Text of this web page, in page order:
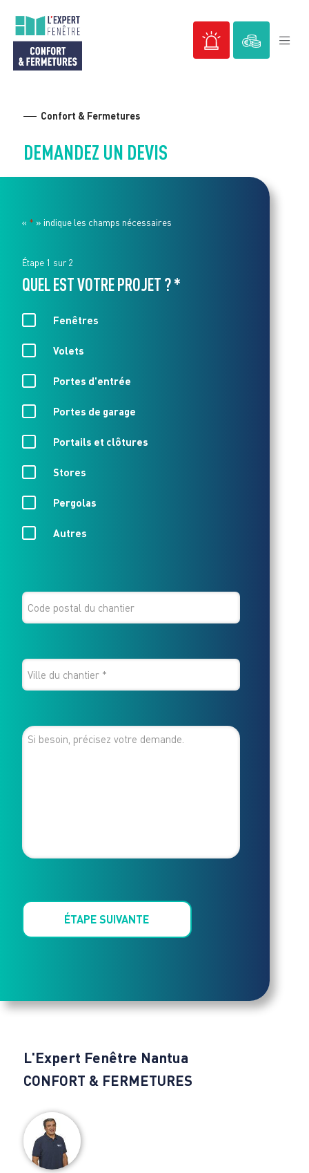
Confort & Fermetures
DEMANDEZ UN DEVIS
« * » indique les champs nécessaires
Étape 1 sur 2
QUEL EST VOTRE PROJET ? *
QUEL
EST
VOTRE
?
*
Fenêtres
Volets
Portes d'entrée
Portes de garage
Portails et clôtures
Stores
Pergolas
Autres
CODE
POSTAL
CHANTIER
VILLE
DU
MESSAGE
ÉTAPE SUIVANTE
L'Expert Fenêtre Nantua
CONFORT & FERMETURES